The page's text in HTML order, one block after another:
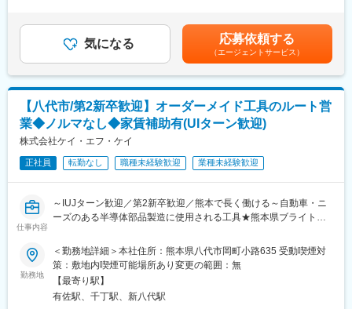
・同社は2017年創業の東進衛星予備校のフランチャイズ運営企業
です。独自の校舎運営ノウハウで全国トップクラスの合格実績と
売上実績を誇ります。
・そのため東進本部からの信頼を獲得しており後継者不足の校舎
引継ぎ依頼も多数頂き、校舎数は設立5年目にして全国のFC運営
会社約200社の中でトップ5に入る45校舎を運営しています。
変更の範囲：会社の定める業務
て行っているため、利益率が高く、成果に対して他社より高い年
収をお渡しすることが可能です。
※未経験も含め、中途1年目で1人平均3 ～4棟以上は販売できてお
ります！
◎出張や原則転勤無し！残業月35h程／来年度から年間休日120日
予定で仕事とプライベートのメリハリをつけられます！
高品質注文住宅を実現／創業15年で社員数3000名以上＆売上
2000億円突破の成長率！
■業務内容
お客様のニーズを伺い、ご希望に沿った住宅をゼロから企画・提
案します。
＜業務詳細＞
給与補足＞■賞与：年2回（3月、9月／個人の実績に伴います）■
年収は前職の実績・ご経験・ご年収などで変動します■モデル年
収：◆年収例1040万円／34歳／経験3年／課長職◆年収例1500万
円／40歳／経験7年／営業所長職賃金はあくまでも目安の金額で
あり、選考を通じて上下する可能性があります。月給(月額)は固定
手当を含めた表記です。
気になる 応募依頼する
（エージェントサービス）
【八代市/第2新卒歓迎】オーダーメイド工具のルート営
業◆ノルマなし◆家賃補助有(UIターン歓迎)
株式会社ケイ・エフ・ケイ
正社員 転勤なし 職種未経験歓迎 業種未経験歓迎
仕事内容
～IUJターン歓迎／第2新卒歓迎／熊本で長く働ける～自動車・ニ
ーズのある半導体部品製造に使用される工具★熊本県ブライト企
■職務内容：
ルート営業のお仕事です。扱うのは「工作機械」「切削工具」
「産業機器」など。自動車や工場の産業ロボット、今需要が高い
半導体などのものづくりに欠かせない製品です！熊本に根付いて
勤務地
＜勤務地詳細＞本社住所：熊本県八代市岡町小路635 受動喫煙対
策：敷地内喫煙可能場所あり変更の範囲：無
【最寄り駅】
有佐駅、千丁駅、新八代駅